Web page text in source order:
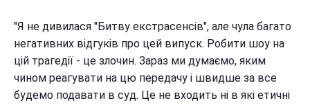
"Я не дивилася "Битву екстрасенсів", але чула багато
негативних відгуків про цей випуск. Робити шоу на
цій трагедії - це злочин. Зараз ми думаємо, яким
чином реагувати на цю передачу і швидше за все
будемо подавати в суд. Це не входить ні в які етичні